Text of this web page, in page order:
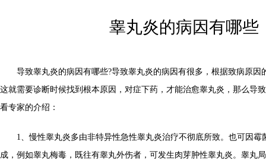
睾丸炎的病因有哪些
导致睾丸炎的病因有哪些?导致睾丸炎的病因有很多，根据致病原因
这就需要诊断时候找到根本原因，对症下药，才能治愈睾丸炎，那么导
看专家的介绍：
1、慢性睾丸炎多由非特异性急性睾丸炎治疗不彻底所致。也可因霉
成，例如睾丸梅毒，既往有睾丸外伤者，可发生肉芽肿性睾丸炎。睾丸